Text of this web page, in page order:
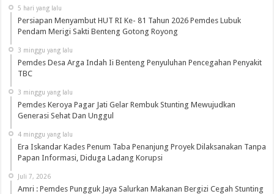
5 hari yang lalu
Persiapan Menyambut HUT RI Ke- 81 Tahun 2026 Pemdes Lubuk
Pendam Merigi Sakti Benteng Gotong Royong
3 minggu yang lalu
Pemdes Desa Arga Indah Ii Benteng Penyuluhan Pencegahan Penyakit
TBC
3 minggu yang lalu
Pemdes Keroya Pagar Jati Gelar Rembuk Stunting Mewujudkan
Generasi Sehat Dan Unggul
4 minggu yang lalu
Era Iskandar Kades Penum Taba Penanjung Proyek Dilaksanakan Tanpa
Papan Informasi, Diduga Ladang Korupsi
Juli 7, 2026
Amri : Pemdes Pungguk Jaya Salurkan Makanan Bergizi Cegah Stunting